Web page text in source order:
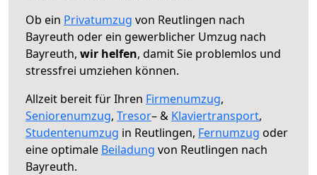
Ob ein Privatumzug von Reutlingen nach
Bayreuth oder ein gewerblicher Umzug nach
Bayreuth, wir helfen, damit Sie problemlos und
stressfrei umziehen können.
Allzeit bereit für Ihren Firmenumzug,
Seniorenumzug, Tresor– & Klaviertransport,
Studentenumzug in Reutlingen, Fernumzug oder
eine optimale Beiladung von Reutlingen nach
Bayreuth.